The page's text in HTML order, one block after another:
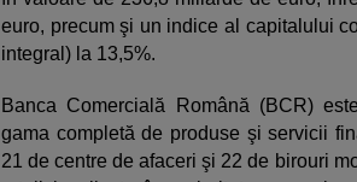
euro, precum şi un indice al capitalului
integral) la 13,5%.
Banca Comercială Română (BCR)
gama completă de produse şi servicii
21 de centre de afaceri şi 22 de birouri